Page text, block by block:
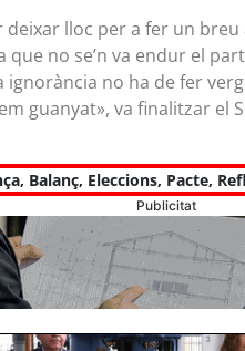
deixar lloc per a fer un
que no se’n va endur el
ignorància no ha de fer
guanyat», va finalitzar el
, Balanç, Eleccions, Pacte,
Publicitat